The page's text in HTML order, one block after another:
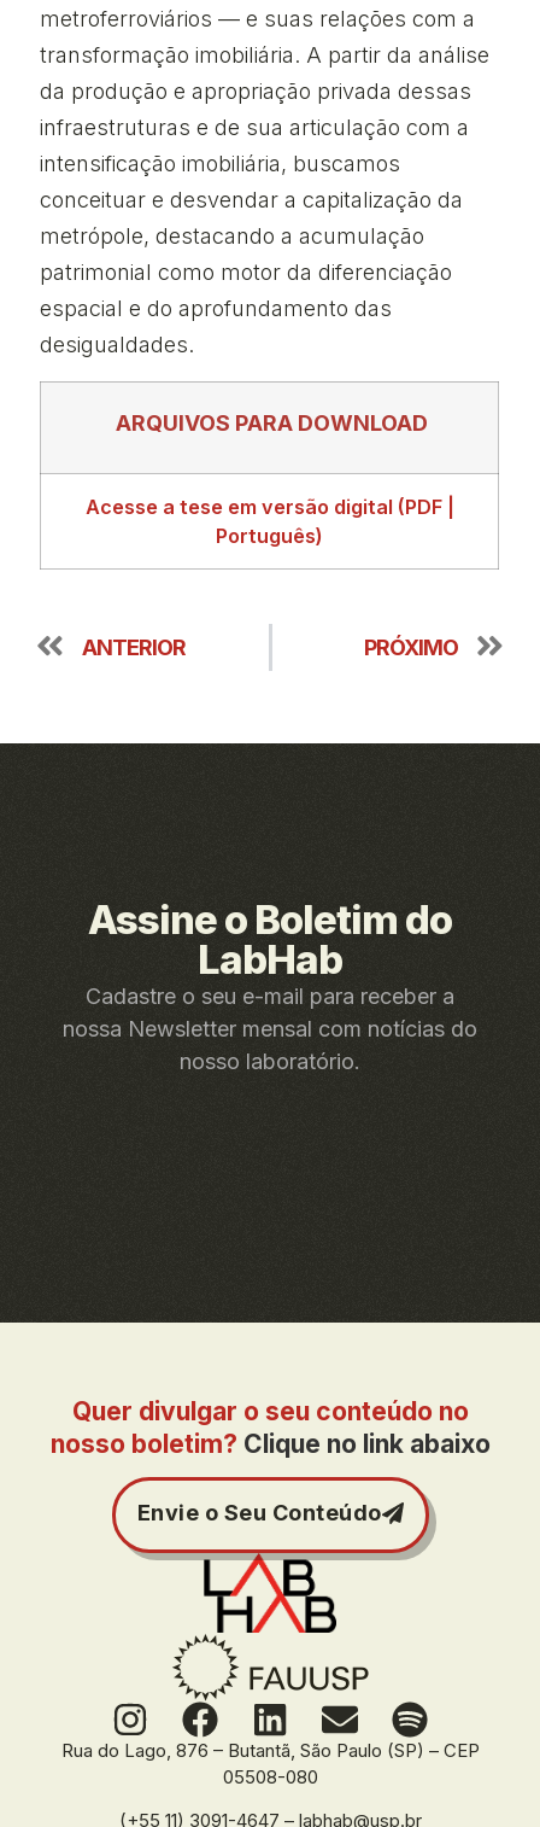
metroferroviários — e suas relações com a
transformação imobiliária. A partir da análise
da produção e apropriação privada dessas
infraestruturas e de sua articulação com a
intensificação imobiliária, buscamos
conceituar e desvendar a capitalização da
metrópole, destacando a acumulação
patrimonial como motor da diferenciação
espacial e do aprofundamento das
desigualdades.
ARQUIVOS PARA DOWNLOAD
Acesse a tese em versão digital (PDF |
Português)
ANTERIOR PRÓXIMO
Assine o Boletim do
LabHab
Cadastre o seu e-mail para receber a
nossa Newsletter mensal com notícias do
nosso laboratório.
Rua do Lago, 876 – Butantã, São Paulo (SP) – CEP
05508-080
(+55 11) 3091-4647 – labhab@usp.br
Quer divulgar o seu conteúdo no
nosso boletim? Clique no link abaixo
Envie o Seu Conteúdo